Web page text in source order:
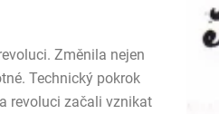
Změnila nejen
Technický pokrok
revoluci začali vznikat